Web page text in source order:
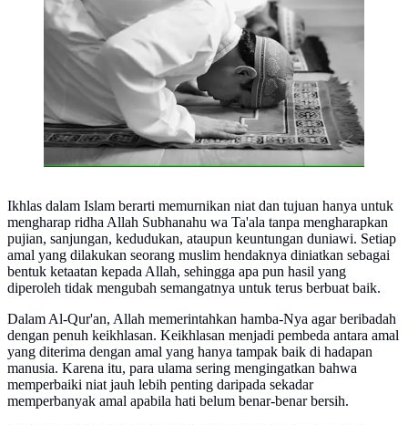
Ikhlas dalam Islam berarti memurnikan niat dan tujuan hanya untuk
mengharap ridha Allah Subhanahu wa Ta'ala tanpa mengharapkan
pujian, sanjungan, kedudukan, ataupun keuntungan duniawi. Setiap
amal yang dilakukan seorang muslim hendaknya diniatkan sebagai
bentuk ketaatan kepada Allah, sehingga apa pun hasil yang
diperoleh tidak mengubah semangatnya untuk terus berbuat baik.
Dalam Al-Qur'an, Allah memerintahkan hamba-Nya agar beribadah
dengan penuh keikhlasan. Keikhlasan menjadi pembeda antara amal
yang diterima dengan amal yang hanya tampak baik di hadapan
manusia. Karena itu, para ulama sering mengingatkan bahwa
memperbaiki niat jauh lebih penting daripada sekadar
memperbanyak amal apabila hati belum benar-benar bersih.